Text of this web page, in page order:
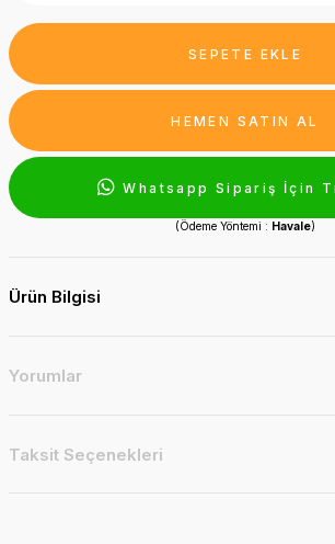
SEPETE EKLE
HEMEN SATIN AL
Whatsapp Sipariş İçin
(Ödeme Yöntemi : Havale)
Ürün Bilgisi
Yorumlar
Taksit Seçenekleri